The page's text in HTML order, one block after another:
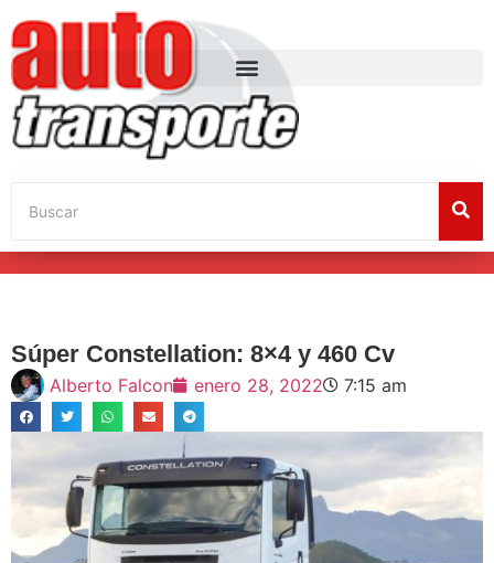
Súper Constellation: 8×4 y 460 Cv
Alberto Falcon enero 28, 2022 7:15 am